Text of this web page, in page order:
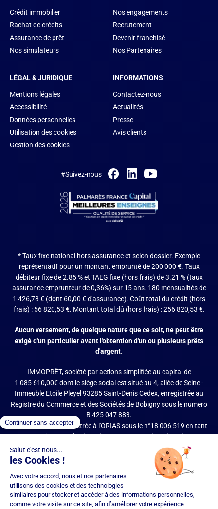
Crédit immobilier
Rachat de crédits
Assurance de prêt
Nos simulateurs
Nos engagements
Recrutement
Devenir franchisé
Nos Partenaires
LÉGAL & JURIDIQUE
Mentions légales
Accessibilité
Données personnelles
Utilisation des cookies
Gestion des cookies
INFORMATIONS
Contactez-nous
Actualités
Presse
Avis clients
#Suivez-nous
* Taux fixe national hors assurance et selon dossier. Exemple
représentatif pour un montant emprunté de 200 000 €. Taux
débiteur fixe de 2.85 % et TAEG fixe (hors frais) de 3.21 % (taux
assurance emprunteur de 0,36%) sur 15 ans. 180 mensualités de
1 426,78 € (dont 60,00 € d'assurance). Coût total du crédit (hors
frais) : 56 820,53 €. Montant total dû (hors frais) : 256 820,53 €.
Aucun versement, de quelque nature que ce soit, ne peut être
exigé d'un particulier avant l'obtention d'un ou plusieurs prêts
d'argent.
IMMOPRÊT, société par actions simplifiée au capital de
1 085 610,00€ dont le siège social est situé au 4, allée de Seine -
Immeuble Etoile Pleyel 93285 Saint-Denis Cedex, enregistrée au
Registre du Commerce et des Sociétés de Bobigny sous le numéro
B 425 047 883.
IMMOPRÊT est enregistrée à l'ORIAS sous le n°18 006 519 en tant
que Courtier en Opérations de Banque et Services de Paiement
(COBSP), Mandataire d'intermédiaire en opérations de banque et
services de paiement (MIOBSP) de la société Partners Finances
(RCS Nancy n°404 681 496, Mandataire Non Exclusif, ORIAS n°07
036 794) pour le Regroupement de crédits et Courtier d'assurance
ou de réassurance (COA).
Société soumise au contrôle de l'Autorité de Contrôle Prudentiel et